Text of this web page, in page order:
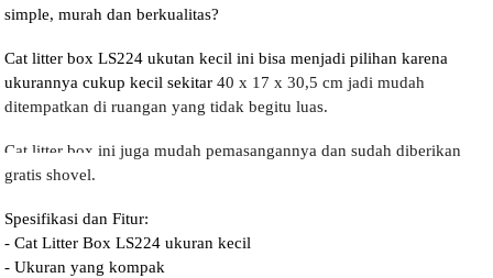
simple, murah dan berkualitas?
Cat litter box LS224 ukutan kecil ini bisa menjadi pilihan karena
ukurannya cukup kecil sekitar40 x 17 x 30,5 cm jadi mudah
ditempatkan di ruangan yang tidak begitu luas.
Cat litter box ini juga mudah pemasangannya dan sudah diberikan
gratis shovel.
Spesifikasi dan Fitur:
- Cat Litter Box LS224 ukuran kecil
- Ukuran yang kompak